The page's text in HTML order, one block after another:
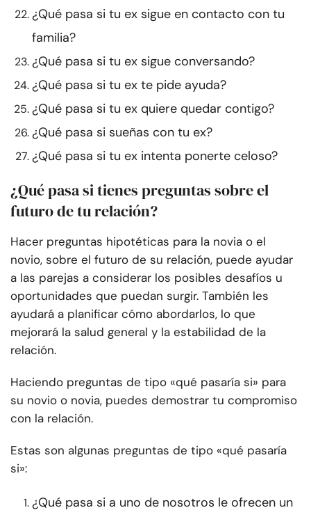
¿Qué pasa si tu ex sigue en contacto con tu
familia?
¿Qué pasa si tu ex sigue conversando?
¿Qué pasa si tu ex te pide ayuda?
¿Qué pasa si tu ex quiere quedar contigo?
¿Qué pasa si sueñas con tu ex?
¿Qué pasa si tu ex intenta ponerte celoso?
¿Qué pasa si tienes preguntas sobre el
futuro de tu relación?
Hacer preguntas hipotéticas para la novia o el
novio, sobre el futuro de su relación, puede ayudar
a las parejas a considerar los posibles desafíos u
oportunidades que puedan surgir. También les
ayudará a planificar cómo abordarlos, lo que
mejorará la salud general y la estabilidad de la
relación.
Haciendo preguntas de tipo «qué pasaría si» para
su novio o novia, puedes demostrar tu compromiso
con la relación.
Estas son algunas preguntas de tipo «qué pasaría
si»:
¿Qué pasa si a uno de nosotros le ofrecen un